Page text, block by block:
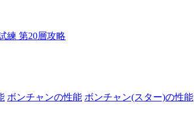
練 第20層攻略
ボンチャンの性能 ボンチャン(スター)の性能